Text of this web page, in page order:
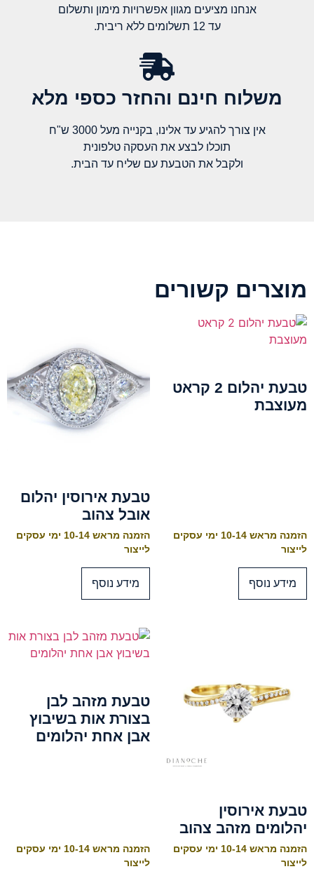
אנחנו מציעים מגוון אפשרויות מימון ותשלום
עד 12 תשלומים ללא ריבית.
משלוח חינם והחזר כספי מלא​
אין צורך להגיע עד אלינו, בקנייה מעל 3000 ש"ח
תוכלו לבצע את העסקה טלפונית
ולקבל את הטבעת עם שליח עד הבית.
מוצרים קשורים
טבעת יהלום 2 קראט
מעוצבת
הזמנה מראש 10-14 ימי עסקים
לייצור
מידע נוסף
טבעת אירוסין יהלום
אובל צהוב
הזמנה מראש 10-14 ימי עסקים
לייצור
מידע נוסף
טבעת אירוסין
יהלומים מזהב צהוב
הזמנה מראש 10-14 ימי עסקים
לייצור
טבעת מזהב לבן
בצורת אות בשיבוץ
אבן אחת יהלומים
הזמנה מראש 10-14 ימי עסקים
לייצור